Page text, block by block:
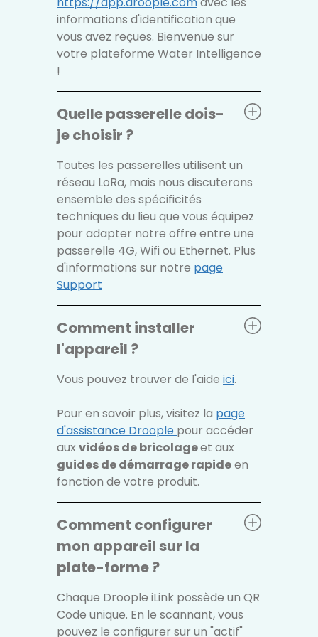
informations d'identification que
vous avez reçues. Bienvenue sur
votre plateforme Water Intelligence
!
Quelle passerelle dois-
je choisir ?
Toutes les passerelles utilisent un
réseau LoRa, mais nous discuterons
ensemble des spécificités
techniques du lieu que vous équipez
pour adapter notre offre entre une
passerelle 4G, Wifi ou Ethernet. Plus
d'informations sur notre page
Support
Comment installer
l'appareil ?
Vous pouvez trouver de l'aide ici.
Pour en savoir plus, visitez la page
d'assistance Droople pour accéder
aux vidéos de bricolageet aux
guides de démarrage rapideen
fonction de votre produit.
Comment configurer
mon appareil sur la
plate-forme ?
Chaque Droople iLink possède un QR
Code unique. En le scannant, vous
pouvez le configurer sur un "actif"